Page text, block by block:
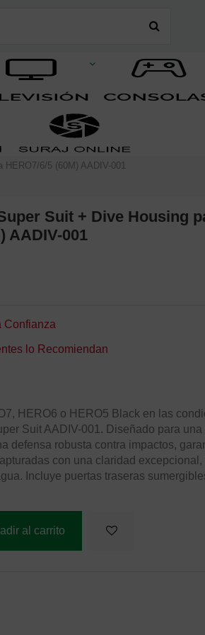
6/5 (60M) AADIV-001
Suit + Dive Housing
AADIV-001
Confianza
lo Recomiendan
HERO6 o HERO5 Black en las
Suit AADIV-001. Diseñado para
defensa robusta contra impactos,
con una claridad excepcional,
Incluye puertas traseras
al carrito